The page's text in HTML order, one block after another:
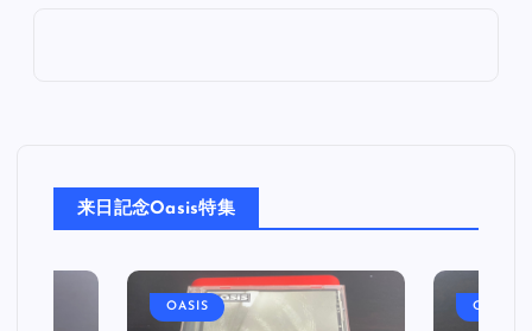
来日記念Oasis特集
OASIS OASIS